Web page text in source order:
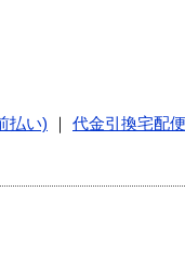
払い) 代金引換宅配便